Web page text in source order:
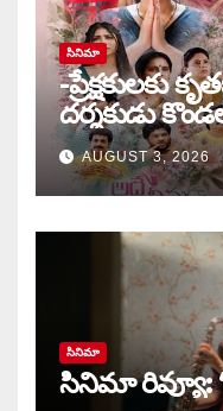
సినిమా
-ప్రేక్షకులకు
దర్శకుడు కొండల్,
కాండ్రేగుల
AUGUST 3, 2026
సినిమా
సినిమా రివ్యూ: